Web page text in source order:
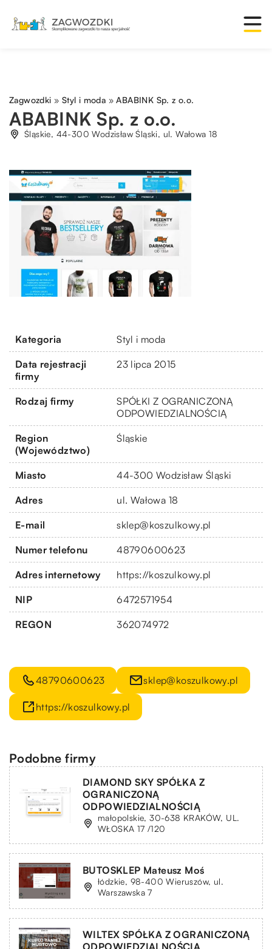
Zagwozdki » Styl i moda »ABABINK Sp. z o.o.
ABABINK Sp. z o.o.
Śląskie, 44-300 Wodzisław Śląski, ul. Wałowa 18
Kategoria Styl i moda
Data rejestracji
firmy
23 lipca 2015
Rodzaj firmy
SPÓŁKI Z OGRANICZONĄ
ODPOWIEDZIALNOŚCIĄ
Region
(Województwo)
Śląskie
Miasto 44-300 Wodzisław Śląski
Adres ul. Wałowa 18
E-mail sklep@koszulkowy.pl
Numer telefonu 48790600623
Adres internetowy https://koszulkowy.pl
NIP 6472571954
REGON 362074972
48790600623 sklep@koszulkowy.pl
https://koszulkowy.pl
Podobne firmy
DIAMOND SKY SPÓŁKA Z
OGRANICZONĄ
ODPOWIEDZIALNOŚCIĄ
małopolskie, 30-638 KRAKÓW, UL.
WŁOSKA 17 /120
BUTOSKLEP Mateusz Moś
łódzkie, 98-400 Wieruszów, ul.
Warszawska 7
WILTEX SPÓŁKA Z OGRANICZONĄ
ODPOWIEDZIALNOŚCIĄ